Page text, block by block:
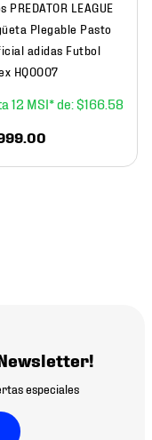
PREDATOR LEAGUE
Plegable Pasto
adidas Futbol
HQ0007
12 $166 58
.00
especiales